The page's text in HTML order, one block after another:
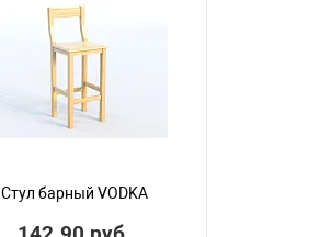
Стул барный VODKA